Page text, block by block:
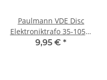
Paulmann VDE Disc
Elektroniktrafo 35-105W
230/12V Grau/Schwarz Ø
9,95 € *